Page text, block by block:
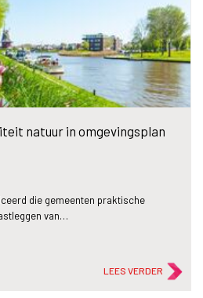
natuur in omgevingsplan
die gemeenten praktische
van…
LEES VERDER